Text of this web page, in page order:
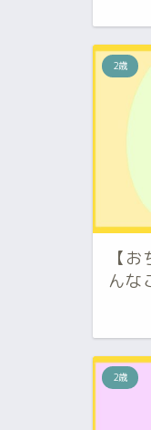
2歳
【
んな
2歳